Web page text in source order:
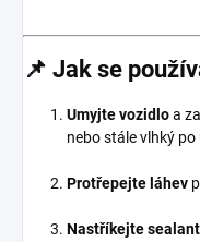
📌 Jak se
Umyjte vozidloa
nebo stále vlhký po
Protřepejte láhev
Nastříkejte sealant